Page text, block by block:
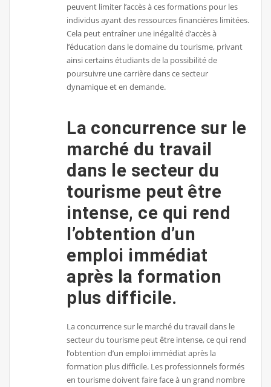
peuvent limiter l’accès à ces formations pour les
individus ayant des ressources financières limitées.
Cela peut entraîner une inégalité d’accès à
l’éducation dans le domaine du tourisme, privant
ainsi certains étudiants de la possibilité de
poursuivre une carrière dans ce secteur
dynamique et en demande.
La concurrence sur le
marché du travail
dans le secteur du
tourisme peut être
intense, ce qui rend
l’obtention d’un
emploi immédiat
après la formation
plus difficile.
La concurrence sur le marché du travail dans le
secteur du tourisme peut être intense, ce qui rend
l’obtention d’un emploi immédiat après la
formation plus difficile. Les professionnels formés
en tourisme doivent faire face à un grand nombre